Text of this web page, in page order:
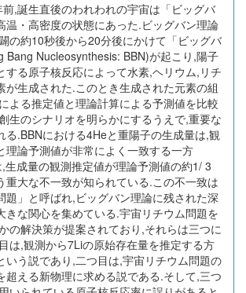
,誕生直後のわれわれの宇宙は「ビッグバ
温・高密度の状態にあった.ビッグバン理論
の約10秒後から20分後にかけて「ビッグバ
Bang Nucleosynthesis: BBN)が起こり,陽子
する原子核反応によって水素,ヘリウム,リチ
が生成された.このとき生成された元素の組
よる推定値と理論計算による予測値を比較
生のシナリオを明らかにするうえで,重要な
る.BBNにおける4Heと重陽子の生成量は,観
理論予測値が非常によく一致する一方
生成量の観測推定値が理論予測値の約1/ 3
重大な不一致が知られている.この不一致は
題」と呼ばれ,ビッグバン理論に残された深
きな関心を集めている.宇宙リチウム問題を
の解決策が提案されており,それらは三つに
は,観測から7Liの原始存在量を推定する方
いう説であり,二つ目は,宇宙リチウム問題の
超える新物理に求める説である.そして,三つ